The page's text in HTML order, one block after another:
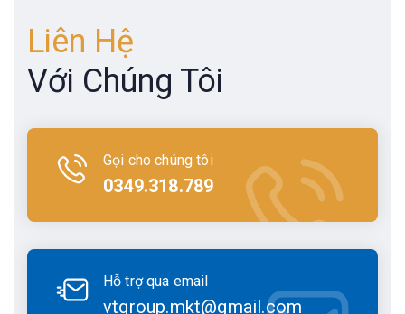
Liên Hệ
Với Chúng Tôi
Gọi cho chúng tôi
0349.318.789
Hỗ trợ qua email
vtgroup.mkt@gmail.com